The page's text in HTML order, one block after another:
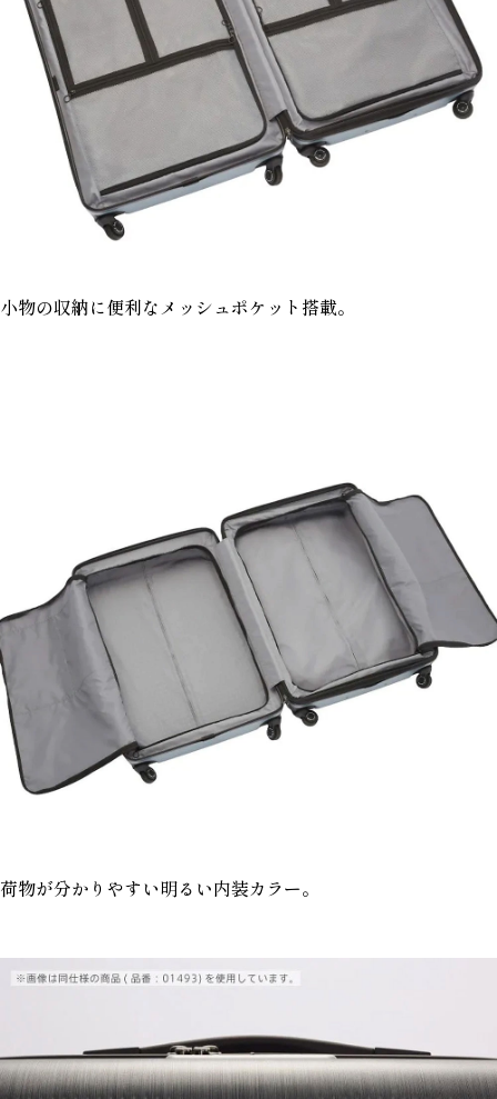
小物の収納に便利なメッシュポケット搭載。
荷物が分かりやすい明るい内装カラー。